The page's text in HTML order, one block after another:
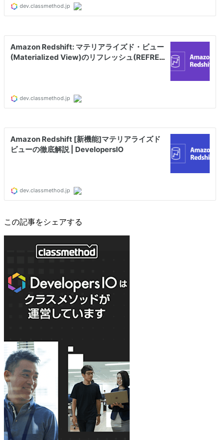
この記事をシェアする